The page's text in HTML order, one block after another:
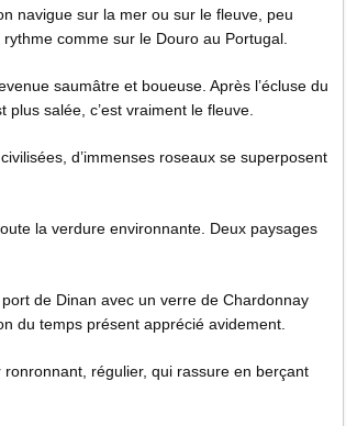
navigue sur la mer ou sur le fleuve, peu
comme sur le Douro au Portugal.
saumâtre et boueuse. Après l’écluse du
salée, c’est vraiment le fleuve.
d’immenses roseaux se superposent
la verdure environnante. Deux paysages
de Dinan avec un verre de Chardonnay
du temps présent apprécié avidement.
régulier, qui rassure en berçant